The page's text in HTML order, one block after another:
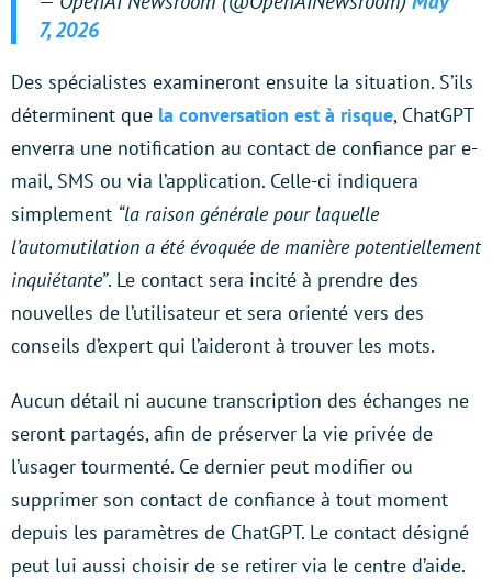
7, 2026
Des spécialistes examineront ensuite la situation. S’ils
déterminent que la conversation est à risque, ChatGPT
enverra une notification au contact de confiance par e-
mail, SMS ou via l’application. Celle-ci indiquera
simplement “la raison générale pour laquelle
l’automutilation a été évoquée de manière potentiellement
inquiétante”. Le contact sera incité à prendre des
nouvelles de l’utilisateur et sera orienté vers des
conseils d’expert qui l’aideront à trouver les mots.
Aucun détail ni aucune transcription des échanges ne
seront partagés, afin de préserver la vie privée de
l’usager tourmenté. Ce dernier peut modifier ou
supprimer son contact de confiance à tout moment
depuis les paramètres de ChatGPT. Le contact désigné
peut lui aussi choisir de se retirer via le centre d’aide.